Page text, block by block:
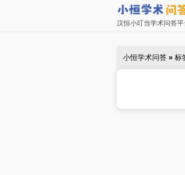
汉恒小叮当学术问答平
小恒学术问答 » 标